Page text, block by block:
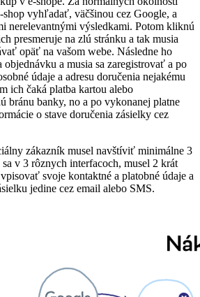
shop vyhľadať, väčšinou cez Google, a
nerelevantnými výsledkami. Potom kliknú
presmeruje na zlú stránku a tak musia
opäť na vašom webe. Následne ho
a musia sa zaregistrovať a po
údaje a adresu doručenia nejakému
ich čaká platba kartou alebo
bránu banky, no a po vykonanej platne
o stave doručenia zásielky cez
zákazník musel navštíviť minimálne 3
v 3 rôznych interfacoch, musel 2 krát
svoje kontaktné a platobné údaje a
jedine cez email alebo SMS.